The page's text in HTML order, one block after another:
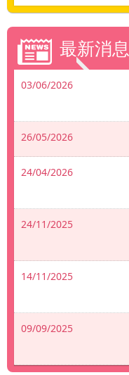
最新消息
03/06/2026
26/05/2026
24/04/2026
24/11/2025
14/11/2025
09/09/2025